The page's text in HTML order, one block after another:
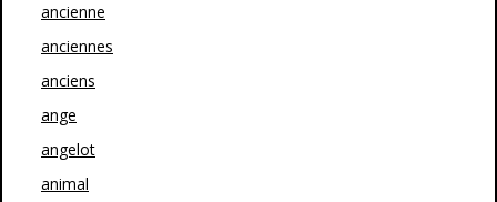
ancienne
anciennes
anciens
ange
angelot
animal